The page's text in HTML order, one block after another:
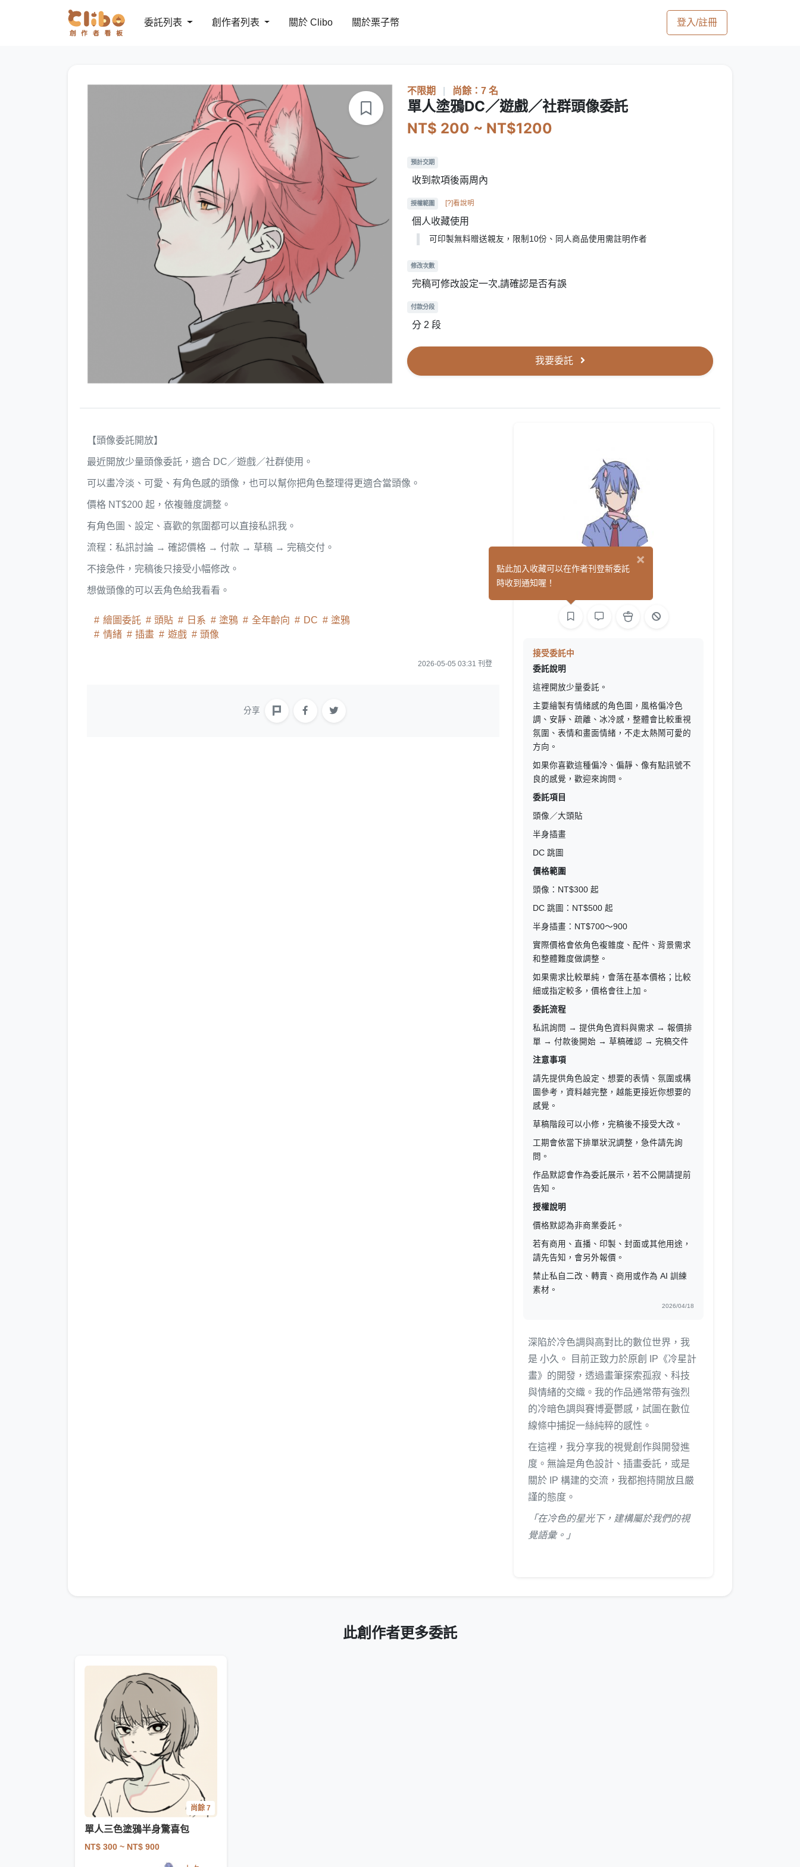
委託列表 創作者列表 關於 Clibo 關於栗子幣 登入/註冊
不限期 尚餘：7 名
單人塗鴉DC／遊戲／社群頭像委託
NT$ 200 ~ NT$1200
預計交期
收到款項後兩周內
授權範圍 [?]看說明
個人收藏使用
可印製無料贈送親友，限制10份、同人商品使用需註明作者
修改次數
完稿可修改設定一次,請確認是否有誤
付款分段
分 2 段
我要委託
【頭像委託開放】
最近開放少量頭像委託，適合 DC／遊戲／社群使用。
可以畫冷淡、可愛、有角色感的頭像，也可以幫你把角色整理得更適合當頭像。
價格 NT$200 起，依複雜度調整。
有角色圖、設定、喜歡的氛圍都可以直接私訊我。
流程：私訊討論 → 確認價格 → 付款 → 草稿 → 完稿交付。
不接急件，完稿後只接受小幅修改。
想做頭像的可以丟角色給我看看。
繪圖委託 頭貼 日系 塗鴉 全年齡向 DC
塗鴉
情緒
插畫 遊戲 頭像
2026-05-05 03:31 刊登
分享
小久 (0)
接受委託中
委託說明
這裡開放少量委託。
主要繪製有情緒感的角色圖，風格偏冷色
調、安靜、疏離、冰冷感，整體會比較重視
氛圍、表情和畫面情緒，不走太熱鬧可愛的
方向。
如果你喜歡這種偏冷、偏靜、像有點訊號不
良的感覺，歡迎來詢問。
委託項目
頭像／大頭貼
半身插畫
DC 跳圖
價格範圍
頭像：NT$300 起
DC 跳圖：NT$500 起
半身插畫：NT$700～900
實際價格會依角色複雜度、配件、背景需求
和整體難度做調整。
如果需求比較單純，會落在基本價格；比較
細或指定較多，價格會往上加。
委託流程
私訊詢問 → 提供角色資料與需求 → 報價排
單 → 付款後開始 → 草稿確認 → 完稿交件
注意事項
請先提供角色設定、想要的表情、氛圍或構
圖參考，資料越完整，越能更接近你想要的
感覺。
草稿階段可以小修，完稿後不接受大改。
工期會依當下排單狀況調整，急件請先詢
問。
作品默認會作為委託展示，若不公開請提前
告知。
授權說明
價格默認為非商業委託。
若有商用、直播、印製、封面或其他用途，
請先告知，會另外報價。
禁止私自二改、轉賣、商用或作為 AI 訓練
素材。
2026/04/18
深陷於冷色調與高對比的數位世界，我
是 小久。 目前正致力於原創 IP《冷星計
畫》的開發，透過畫筆探索孤寂、科技
與情緒的交織。我的作品通常帶有強烈
的冷暗色調與賽博憂鬱感，試圖在數位
線條中捕捉一絲純粹的感性。
在這裡，我分享我的視覺創作與開發進
度。無論是角色設計、插畫委託，或是
關於 IP 構建的交流，我都抱持開放且嚴
謹的態度。
「在冷色的星光下，建構屬於我們的視
覺語彙。」
此創作者更多委託
尚餘 7
單人三色塗鴉半身驚喜包
NT$ 300 ~ NT$ 900
×
點此加入收藏可以在作者刊登新委託
時收到通知喔！